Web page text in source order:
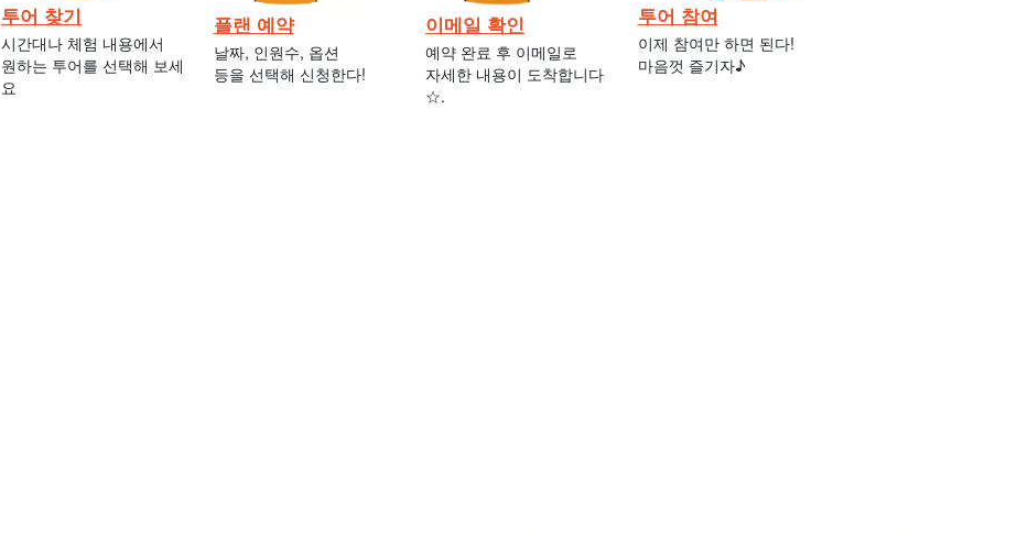
투어 찾기
시간대나 체험 내용에서
원하는 투어를 선택해 보세
요
플랜 예약
날짜, 인원수, 옵션
등을 선택해 신청한다!
이메일 확인
예약 완료 후 이메일로
자세한 내용이 도착합니다
☆.
투어 참여
이제 참여만 하면 된다!
마음껏 즐기자♪